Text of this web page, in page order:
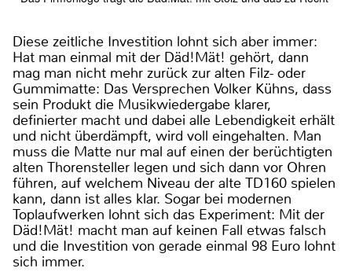
Diese zeitliche Investition lohnt sich aber immer:
Hat man einmal mit der Däd!Mät! gehört, dann
mag man nicht mehr zurück zur alten Filz- oder
Gummimatte: Das Versprechen Volker Kühns, dass
sein Produkt die Musikwiedergabe klarer,
definierter macht und dabei alle Lebendigkeit erhält
und nicht überdämpft, wird voll eingehalten. Man
muss die Matte nur mal auf einen der berüchtigten
alten Thorensteller legen und sich dann vor Ohren
führen, auf welchem Niveau der alte TD160 spielen
kann, dann ist alles klar. Sogar bei modernen
Toplaufwerken lohnt sich das Experiment: Mit der
Däd!Mät! macht man auf keinen Fall etwas falsch
und die Investition von gerade einmal 98 Euro lohnt
sich immer.